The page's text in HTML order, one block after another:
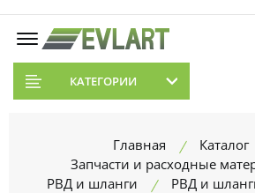
КАТЕГОРИИ
Главная
Каталог
Запчасти и расходные
РВД и шланги
РВД и